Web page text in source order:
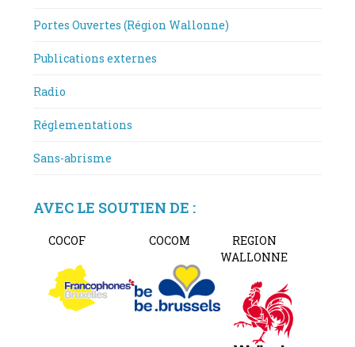
Portes Ouvertes (Région Wallonne)
Publications externes
Radio
Réglementations
Sans-abrisme
AVEC LE SOUTIEN DE :
COCOF COCOM
REGION
WALLONNE